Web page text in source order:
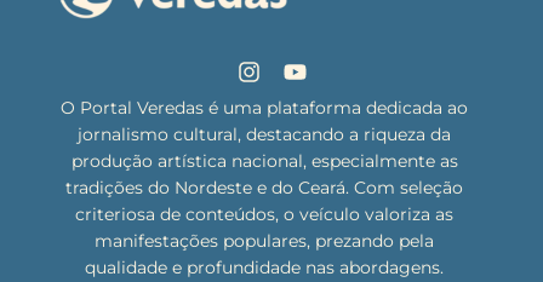
O Portal Veredas é uma plataforma dedicada ao
jornalismo cultural, destacando a riqueza da
produção artística nacional, especialmente as
tradições do Nordeste e do Ceará. Com seleção
criteriosa de conteúdos, o veículo valoriza as
manifestações populares, prezando pela
qualidade e profundidade nas abordagens.